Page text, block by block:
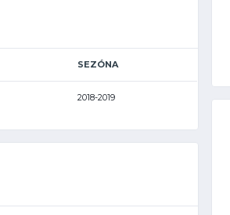
SEZÓNA
2018-2019